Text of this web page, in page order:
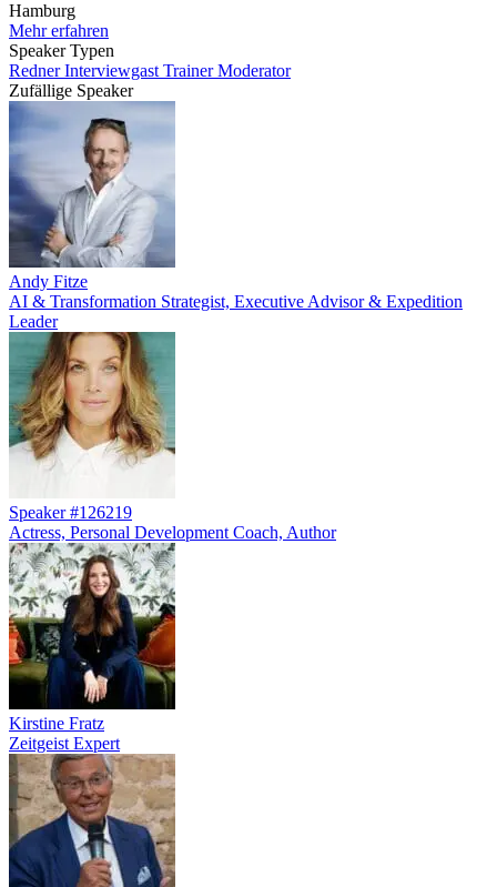
Hamburg
Mehr erfahren
Speaker Typen
RednerInterviewgast TrainerModerator
Zufällige Speaker
Andy Fitze
AI & Transformation Strategist, Executive Advisor & Expedition
Leader
Speaker #126219
Actress, Personal Development Coach, Author
Kirstine Fratz
Zeitgeist Expert